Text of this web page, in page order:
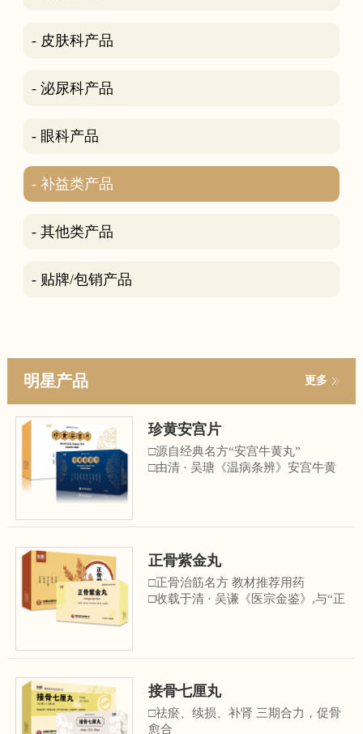
- 皮肤科产品
- 泌尿科产品
- 眼科产品
- 补益类产品
- 其他类产品
- 贴牌/包销产品
更多
明星产品
珍黄安宫片
□源自经典名方“安宫牛黄丸”
□由清 · 吴瑭《温病条辨》安宫牛黄
眠障碍等多种疾病 ……
正骨紫金丸
□正骨治筋名方 教材推荐用药
□收载于清 · 吴谦《医宗金鉴》,与“正
损伤、股骨头坏死、 骨质增生性疾
病…
接骨七厘丸
□祛瘀、续损、补肾 三期合力，促骨
愈合